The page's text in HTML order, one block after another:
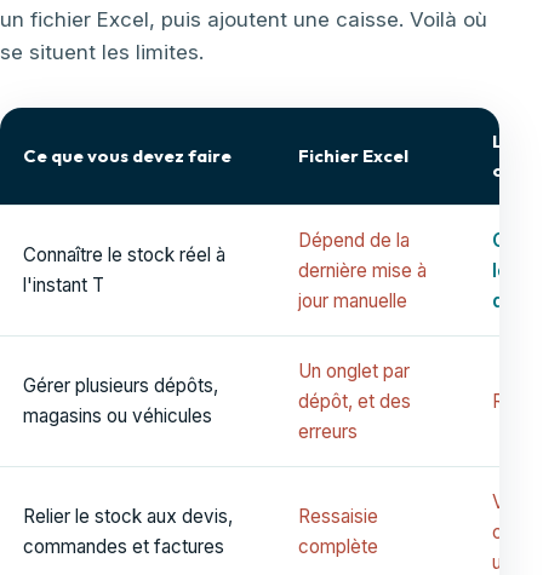
un fichier Excel, puis ajoutent une caisse. Voilà où
se situent les limites.
Ce que vous devez faire Fichier Excel
Connaître le stock réel à
l'instant T
Dépend de la
dernière mise à
jour manuelle
Oui,
le
de
Gérer plusieurs dépôts,
magasins ou véhicules
Un onglet par
dépôt, et des
erreurs
Relier le stock aux devis,
commandes et factures
Ressaisie
complète